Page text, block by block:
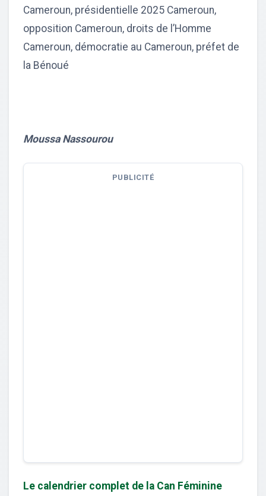
Cameroun, présidentielle 2025 Cameroun,
opposition Cameroun, droits de l’Homme
Cameroun, démocratie au Cameroun, préfet de
la Bénoué
Moussa Nassourou
PUBLICITÉ
Le calendrier complet de la Can Féminine